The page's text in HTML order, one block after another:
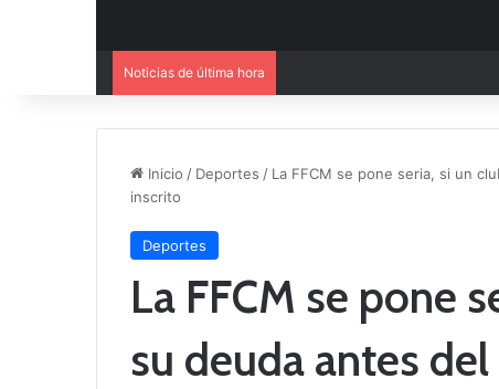
Noticias de última hora
Inicio / Deportes / La FFCM se pone seria, si un
inscrito
Deportes
La FFCM se pone
su deuda antes